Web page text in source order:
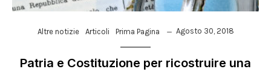
Altre notizie Articoli Prima Pagina Agosto 30, 2018
Patria e Costituzione per ricostruire una